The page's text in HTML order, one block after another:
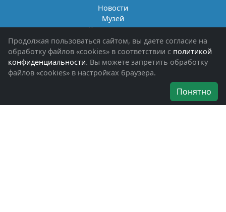
Новости
Музей
Книги памяти
Фотоальбомы
Обращения граждан
Помощь участникам СВО и их семьям
Об организации
Наши награды
Продолжая пользоваться сайтом, вы даете согласие на
обработку файлов «cookies» в соответствии с политикой
конфиденциальности. Вы можете запретить обработку
файлов «cookies» в настройках браузера.
Понятно